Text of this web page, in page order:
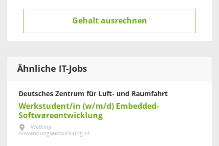
Gehalt ausrechnen
Ähnliche IT-Jobs
Deutsches Zentrum für Luft- und Raumfahrt
Werkstudent/in (w/m/d) Embedded-
Softwareentwicklung
Weßling
Anwendungsentwicklung +1